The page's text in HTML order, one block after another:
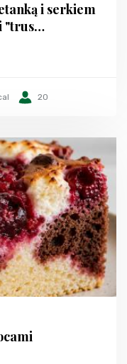
i serkiem
"trus…
20